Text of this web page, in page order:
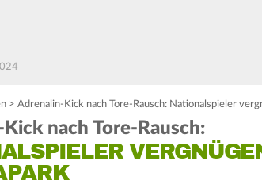
> Adrenalin-Kick nach Tore-Rausch: Nationalspieler
nach Tore-Rausch: